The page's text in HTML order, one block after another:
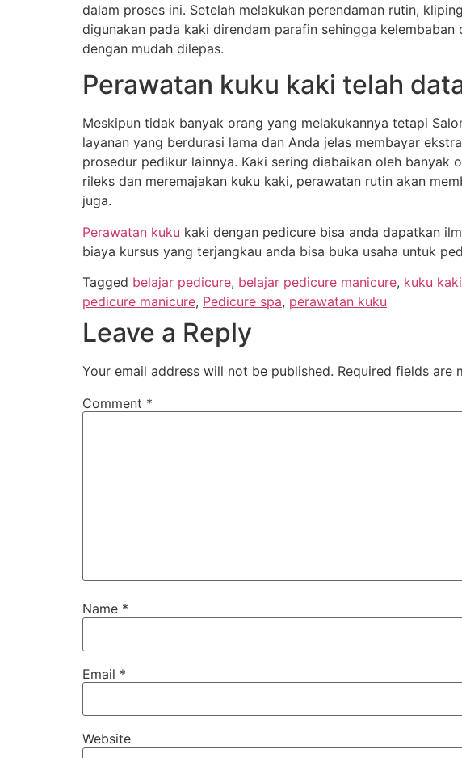
dalam proses ini. Setelah melakukan perendaman rutin,
digunakan pada kaki direndam parafin sehingga
dengan mudah dilepas.
Perawatan kuku kaki telah
Meskipun tidak banyak orang yang melakukannya tetapi
layanan yang berdurasi lama dan Anda jelas membayar
prosedur pedikur lainnya. Kaki sering diabaikan oleh
rileks dan meremajakan kuku kaki, perawatan rutin akan
juga.
Perawatan kuku kaki dengan pedicure bisa anda dapatkan
biaya kursus yang terjangkau anda bisa buka usaha untuk
Tagged belajar pedicure, belajar pedicure manicure, kuku kaki
pedicure manicure, Pedicure spa, perawatan kuku
Leave a Reply
Your email address will not be published. Required fields are
Comment *
Name *
Email *
Website